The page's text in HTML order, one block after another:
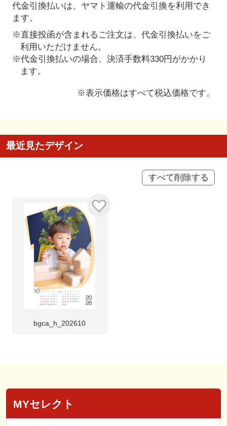
代金引換払いは、ヤマト運輸の代金引換を利用でき
ます。
※直接投函が含まれるご注文は、代金引換払いをご
利用いただけません。
※代金引換払いの場合、決済手数料330円がかかり
ます。
※表示価格はすべて税込価格です。
最近見たデザイン
すべて削除する
bgca_h_202610
MYセレクト